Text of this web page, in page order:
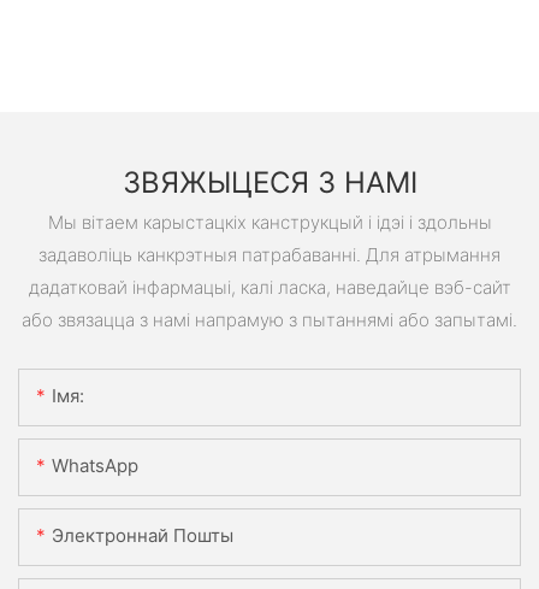
ЗВЯЖЫЦЕСЯ З НАМІ
Мы вітаем карыстацкіх канструкцый і ідэі і здольны
задаволіць канкрэтныя патрабаванні. Для атрымання
дадатковай інфармацыі, калі ласка, наведайце вэб-сайт
або звязацца з намі напрамую з пытаннямі або запытамі.
Імя:
WhatsApp
Электроннай Пошты